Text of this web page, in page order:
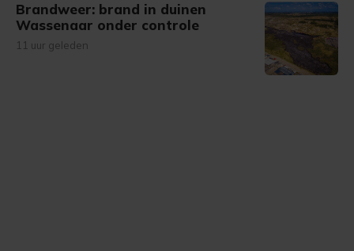
Brandweer: brand in duinen
Wassenaar onder controle
11 uur geleden